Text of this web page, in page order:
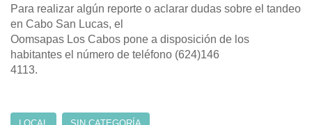
Para realizar algún reporte o aclarar dudas sobre el tandeo
en Cabo San Lucas, el
Oomsapas Los Cabos pone a disposición de los
habitantes el número de teléfono (624)146
4113.
,